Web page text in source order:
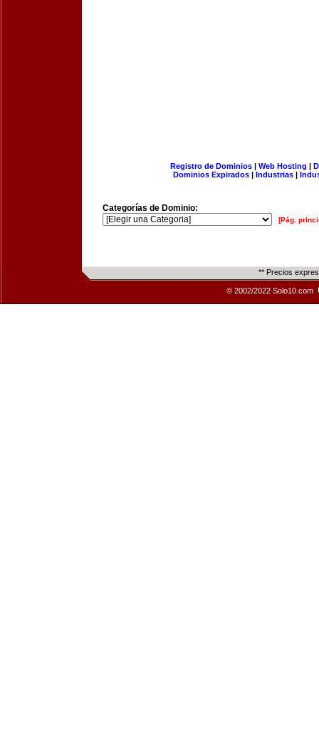
Registro de Dominios| Web Hosting |
Dominios Expirados | Industrias |
Categorías de Dominio:
[Pág.
** Precios
© 2002/2022 Solo10.com